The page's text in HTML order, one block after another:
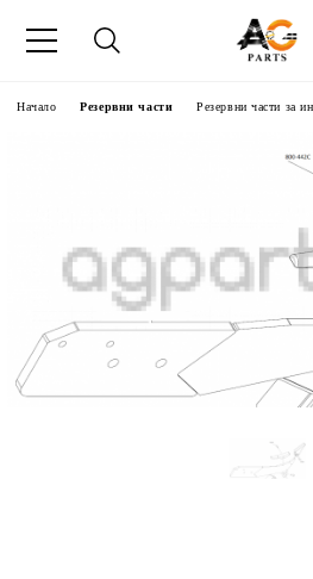
Начало Резервни части Резервни части за